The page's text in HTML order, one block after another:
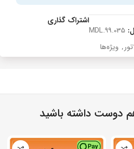
MDL.99.035
, ویژه‌ها
اشتراک گذاری
دوست داشته باشید